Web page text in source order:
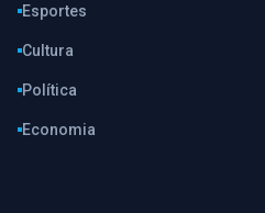
Esportes
Cultura
Política
Economia